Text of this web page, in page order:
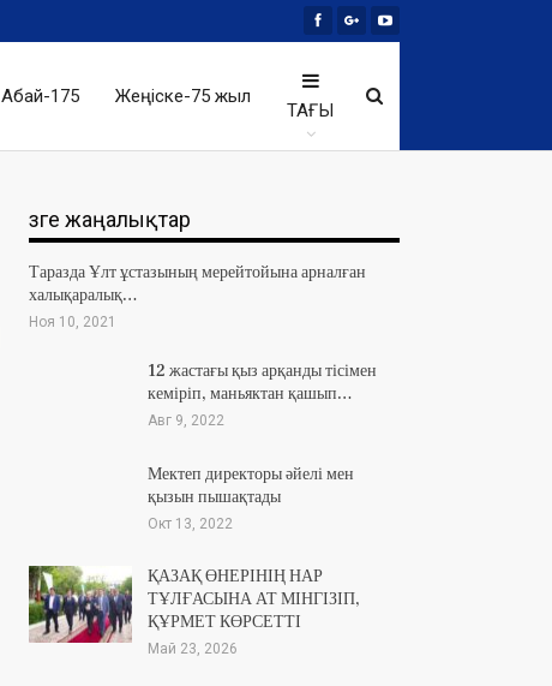
Абай-175 Жеңіске-75 жыл
ТАҒЫ
Өзге жаңалықтар
Таразда Ұлт ұстазының мерейтойына арналған
халықаралық…
Ноя 10, 2021
12 жастағы қыз арқанды тісімен
кеміріп, маньяктан қашып…
Авг 9, 2022
Мектеп директоры әйелі мен
қызын пышақтады
Окт 13, 2022
ҚАЗАҚ ӨНЕРІНІҢ НАР
ТҰЛҒАСЫНА АТ МІНГІЗІП,
ҚҰРМЕТ КӨРСЕТТІ
Май 23, 2026